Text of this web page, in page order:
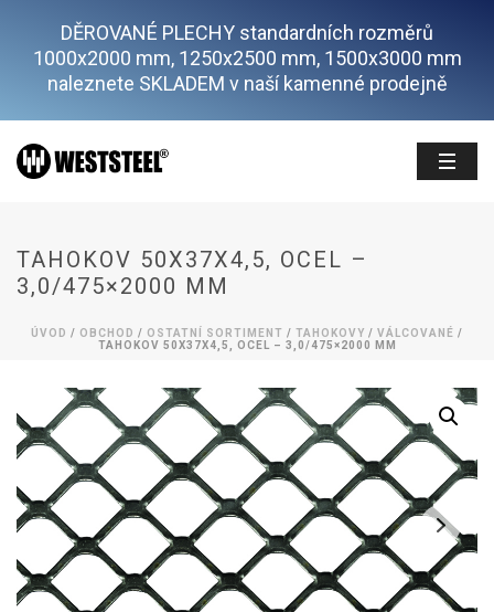
DĚROVANÉ PLECHY standardních rozměrů
1000x2000 mm, 1250x2500 mm, 1500x3000 mm
naleznete SKLADEM v naší kamenné prodejně
TAHOKOV 50X37X4,5, OCEL –
3,0/475×2000 MM
ÚVOD / OBCHOD / OSTATNÍ SORTIMENT / TAHOKOVY / VÁLCOVANÉ /
TAHOKOV 50X37X4,5, OCEL – 3,0/475×2000 MM